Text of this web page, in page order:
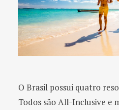
O Brasil possui quatro
Todos são All-Inclusive e